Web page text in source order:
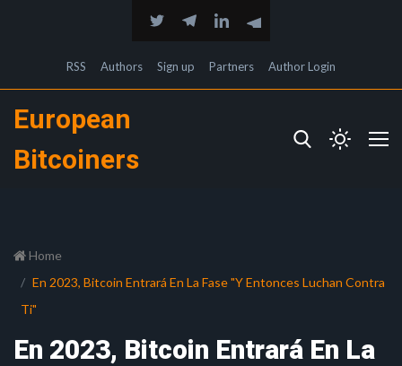
RSS Authors Sign up Partners Author Login
European
Bitcoiners
Home
En 2023, Bitcoin Entrará En La Fase "Y Entonces Luchan Contra
Ti"
En 2023, Bitcoin Entrará En La